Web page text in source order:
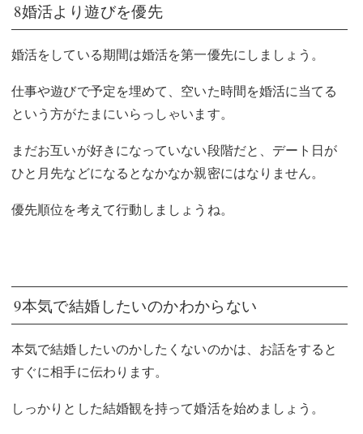
8婚活より遊びを優先
婚活をしている期間は婚活を第一優先にしましょう。
仕事や遊びで予定を埋めて、空いた時間を婚活に当てる
という方がたまにいらっしゃいます。
まだお互いが好きになっていない段階だと、デート日が
ひと月先などになるとなかなか親密にはなりません。
優先順位を考えて行動しましょうね。
9本気で結婚したいのかわからない
本気で結婚したいのかしたくないのかは、お話をすると
すぐに相手に伝わります。
しっかりとした結婚観を持って婚活を始めましょう。